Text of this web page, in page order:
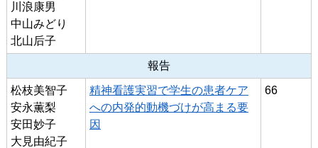
川浪康男
中山みどり
北山后子
報告
松枝美智子
安永薫梨
安田妙子
大見由紀子
精神看護実習で学生の患者ケア
への内発的動機づけが高まる要
因
66